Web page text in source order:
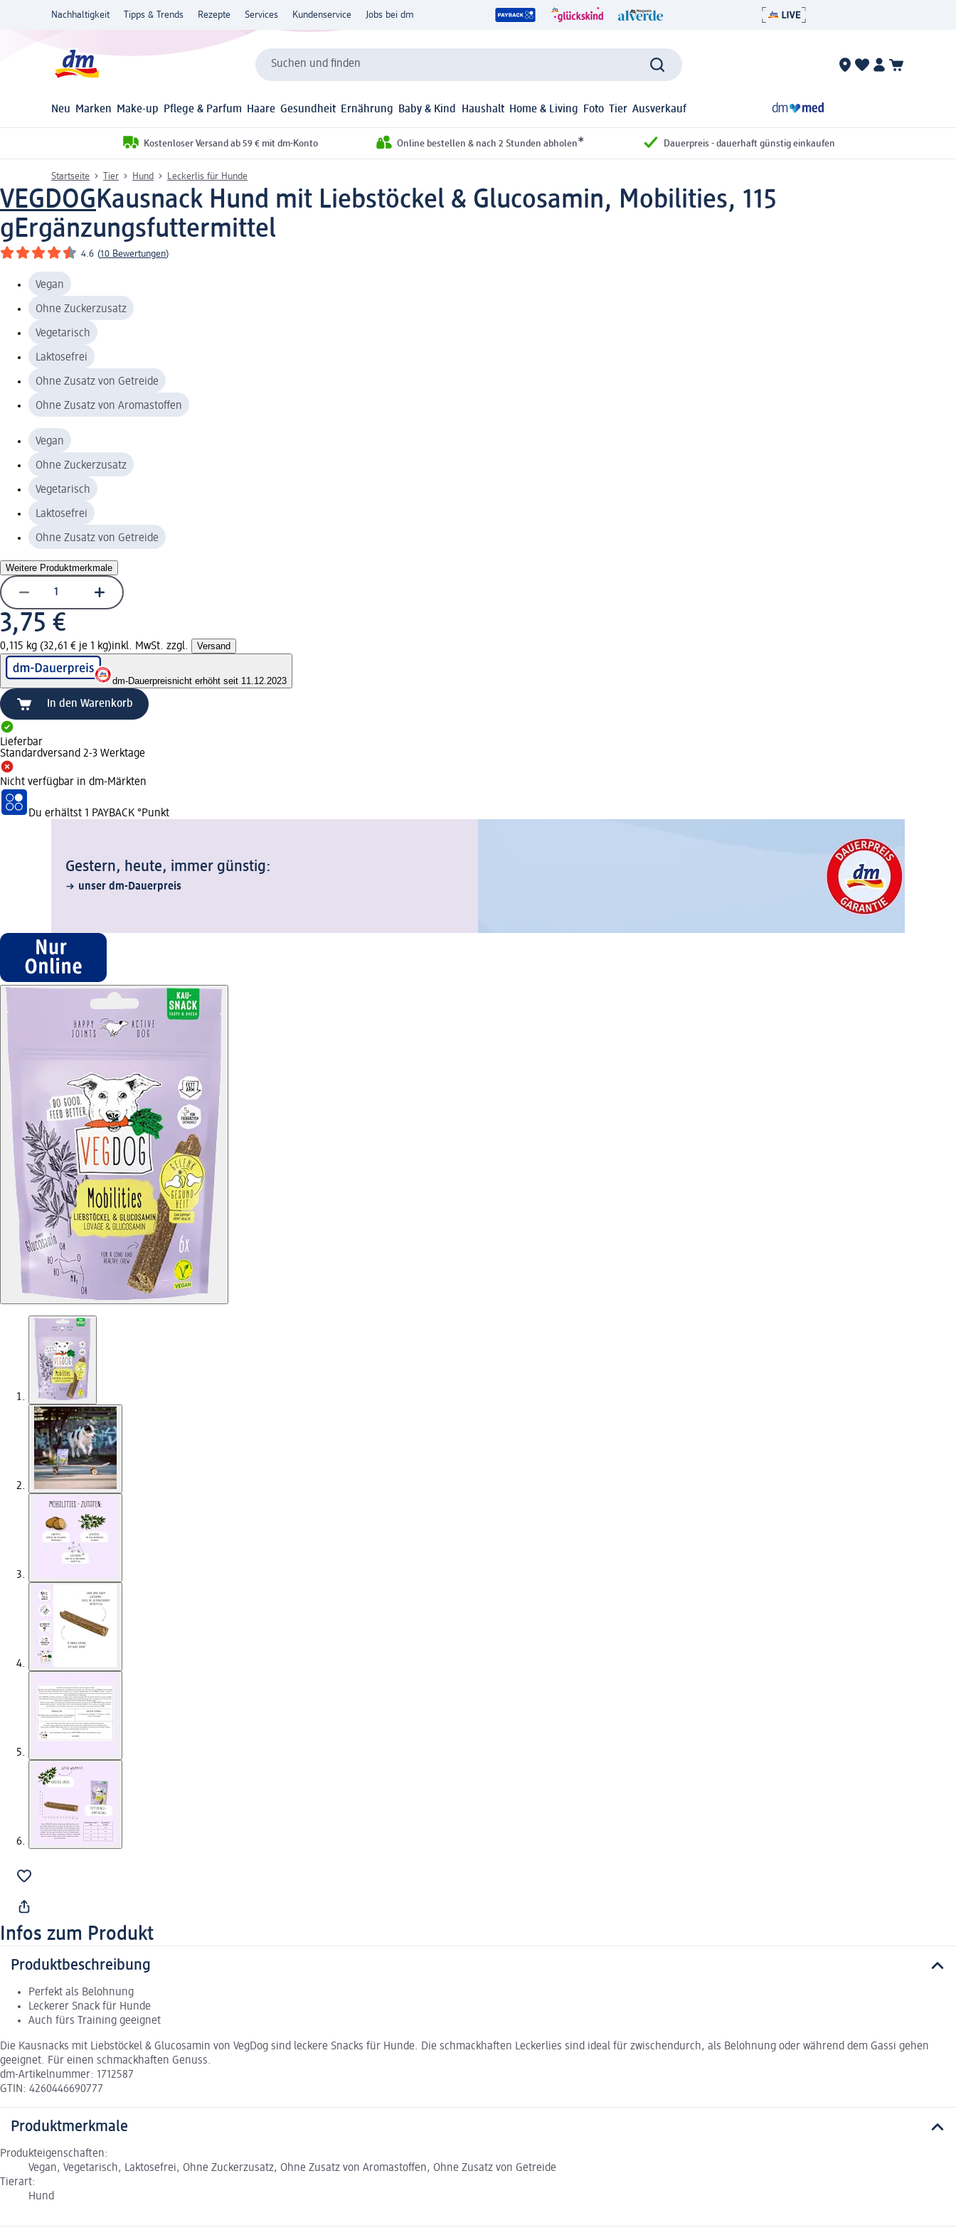
Nachhaltigkeit Tipps & Trends Rezepte Services Kundenservice Jobs bei dm
Suchen und finden
Neu Marken Make-up Pflege & Parfum Haare Gesundheit Ernährung Baby & Kind Haushalt Home & Living Foto Tier Ausverkauf
Kostenloser Versand ab 59 € mit dm-Konto Online bestellen & nach 2 Stunden abholen* Dauerpreis - dauerhaft günstig einkaufen
Startseite Tier Hund Leckerlis für Hunde
VEGDOGKausnack Hund mit Liebstöckel & Glucosamin, Mobilities, 115
gErgänzungsfuttermittel
4.6 (10 Bewertungen)
Vegan
Ohne Zuckerzusatz
Vegetarisch
Laktosefrei
Ohne Zusatz von Getreide
Ohne Zusatz von Aromastoffen
Vegan
Ohne Zuckerzusatz
Vegetarisch
Laktosefrei
Ohne Zusatz von Getreide
Weitere Produktmerkmale
3,75 €
0,115 kg (32,61 € je 1 kg)inkl. MwSt. zzgl. Versand
dm-Dauerpreisnicht erhöht seit 11.12.2023
In den Warenkorb
Lieferbar
Standardversand 2-3 Werktage
Nicht verfügbar in dm-Märkten
Du erhältst 1 PAYBACK °Punkt
Gestern, heute, immer günstig:
unser dm-Dauerpreis
Infos zum Produkt
Produktbeschreibung
Perfekt als Belohnung
Leckerer Snack für Hunde
Auch fürs Training geeignet
Die Kausnacks mit Liebstöckel & Glucosamin von VegDog sind leckere Snacks für Hunde. Die schmackhaften Leckerlies sind ideal für zwischendurch, als Belohnung oder während dem Gassi gehen
geeignet. Für einen schmackhaften Genuss.
dm-Artikelnummer: 1712587
GTIN: 4260446690777
Produktmerkmale
Produkteigenschaften:
Vegan, Vegetarisch, Laktosefrei, Ohne Zuckerzusatz, Ohne Zusatz von Aromastoffen, Ohne Zusatz von Getreide
Tierart:
Hund